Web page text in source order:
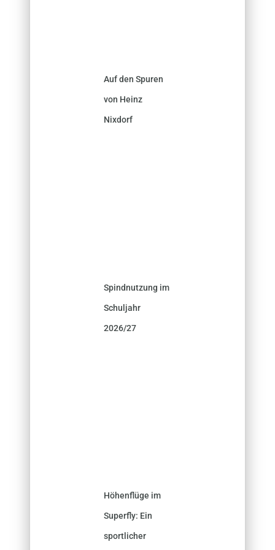
Auf den Spuren
von Heinz
Nixdorf
Spindnutzung im
Schuljahr
2026/27
Höhenflüge im
Superfly: Ein
sportlicher